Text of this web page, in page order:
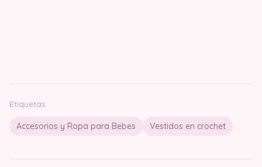
Etiquetas
Accesorios y Ropa para Bebes Vestidos en crochet